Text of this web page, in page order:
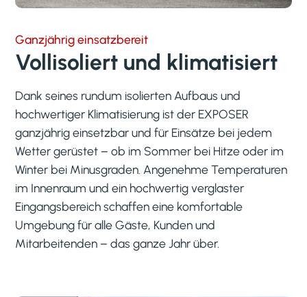
Ganzjährig einsatzbereit
Vollisoliert und klimatisiert
Dank seines rundum isolierten Aufbaus und
hochwertiger Klimatisierung ist der EXPOSER
ganzjährig einsetzbar und für Einsätze bei jedem
Wetter gerüstet – ob im Sommer bei Hitze oder im
Winter bei Minusgraden. Angenehme Temperaturen
im Innenraum und ein hochwertig verglaster
Eingangsbereich schaffen eine komfortable
Umgebung für alle Gäste, Kunden und
Mitarbeitenden – das ganze Jahr über.